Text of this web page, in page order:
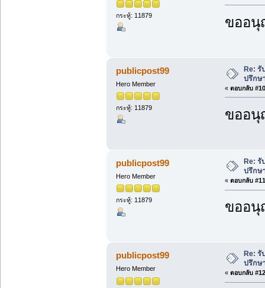
กระทู้: 11879 ขออนุ
publicpost99
Hero Member
กระทู้: 11879
Re:
ปรึกษ
« ตอบกลับ
ขออนุ
publicpost99
Hero Member
กระทู้: 11879
Re:
ปรึกษ
« ตอบกลับ
ขออนุ
publicpost99
Hero Member
Re:
ปรึกษ
« ตอบกลับ